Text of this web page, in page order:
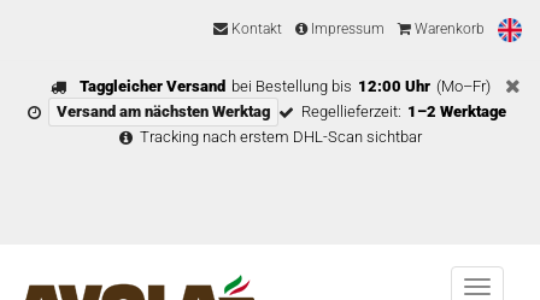
Kontakt Impressum Warenkorb
Taggleicher Versand bei Bestellung bis 12:00 Uhr (Mo–Fr)
Versand am nächsten Werktag
Regellieferzeit: 1–2 Werktage
Tracking nach erstem DHL-Scan sichtbar
Menu